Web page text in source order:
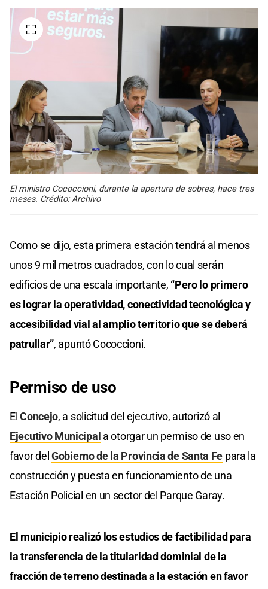
El ministro Cococcioni, durante la apertura de sobres, hace tres
meses. Crédito: Archivo
Como se dijo, esta primera estación tendrá al menos
unos 9 mil metros cuadrados, con lo cual serán
edificios de una escala importante, “Pero lo primero
es lograr la operatividad, conectividad tecnológica y
accesibilidad vial al amplio territorio que se deberá
patrullar”, apuntó Cococcioni.
Permiso de uso
ElConcejo, a solicitud del ejecutivo, autorizó al
Ejecutivo Municipal a otorgar un permiso de uso en
favor del Gobierno de la Provincia de Santa Fe para la
construcción y puesta en funcionamiento de una
Estación Policial en un sector del Parque Garay.
El municipio realizó los estudios de factibilidad para
la transferencia de la titularidad dominial de la
fracción de terreno destinada a la estación en favor